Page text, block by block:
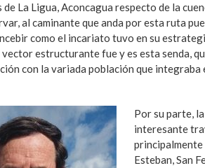
La Ligua, Aconcagua respecto de la
al caminante que anda por esta ruta
como el incariato tuvo en su
estructurante fue y es esta senda,
con la variada población que integraba
Por su parte,
interesante
principalmente
Esteban, San